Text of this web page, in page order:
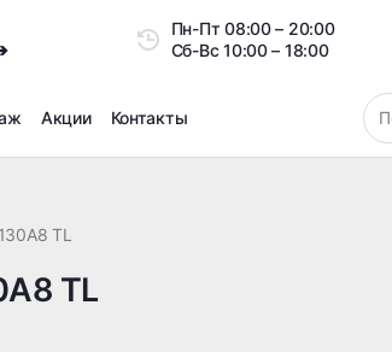
Пн-Пт08:00 – 20:00
Сб-Вс10:00 – 18:00
Акции Контакты
TL
TL